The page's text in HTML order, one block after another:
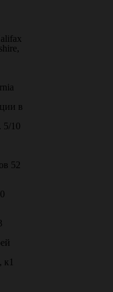
в
5/10
52
к1